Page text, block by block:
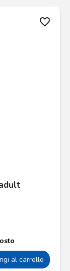
favorite_border
al carrello